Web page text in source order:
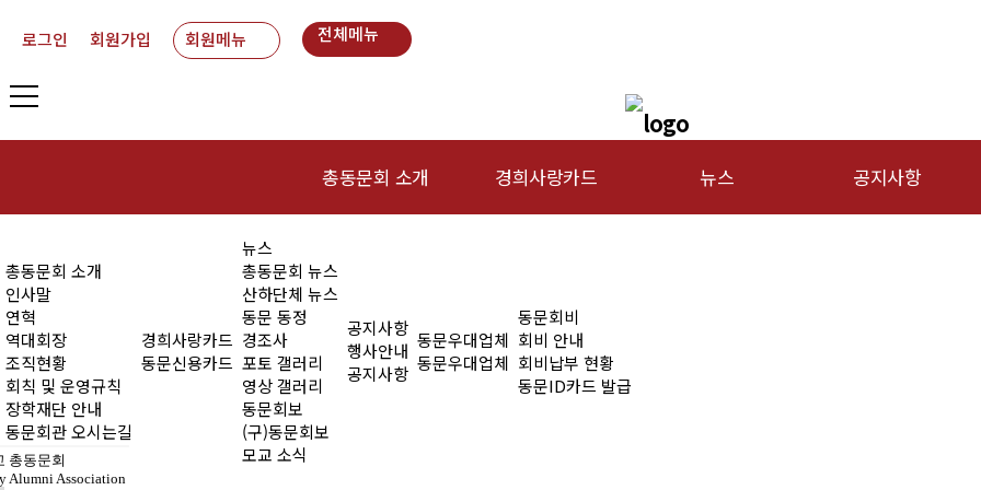
로그인 회원가입 회원메뉴 전체메뉴
총동문회 소개
연혁
역대회장
조직현황
회칙 및 운영규칙
장학재단 안내
경희사랑카드 뉴스 공지사항
총동문회 소개
인사말
연혁
역대회장
조직현황
회칙 및 운영규칙
장학재단 안내
동문회관 오시는길
경희사랑카드
동문신용카드
뉴스
총동문회 뉴스
산하단체 뉴스
동문 동정
경조사
포토 갤러리
영상 갤러리
동문회보
(구)동문회보
모교 소식
공지사항
행사안내
공지사항
동문우대업체
동문우대업체
동문회비
회비 안내
회비납부 현황
동문ID카드 발급
총동문회
Alumni Association